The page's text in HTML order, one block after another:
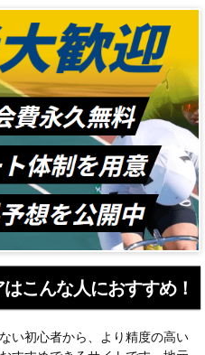
こんな人におすすめ！
い初心者から、より精度の高い